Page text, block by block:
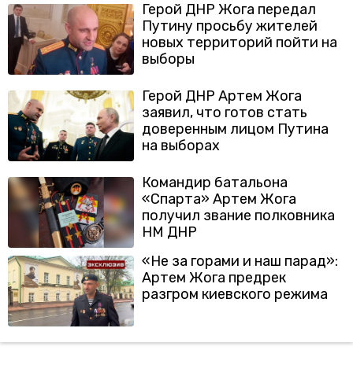
Герой ДНР Жога передал
Путину просьбу жителей
новых территорий пойти на
выборы
Герой ДНР Артем Жога
заявил, что готов стать
доверенным лицом Путина
на выборах
Командир батальона
«Спарта» Артем Жога
получил звание полковника
НМ ДНР
«Не за горами и наш парад»:
Артем Жога предрек
разгром киевского режима